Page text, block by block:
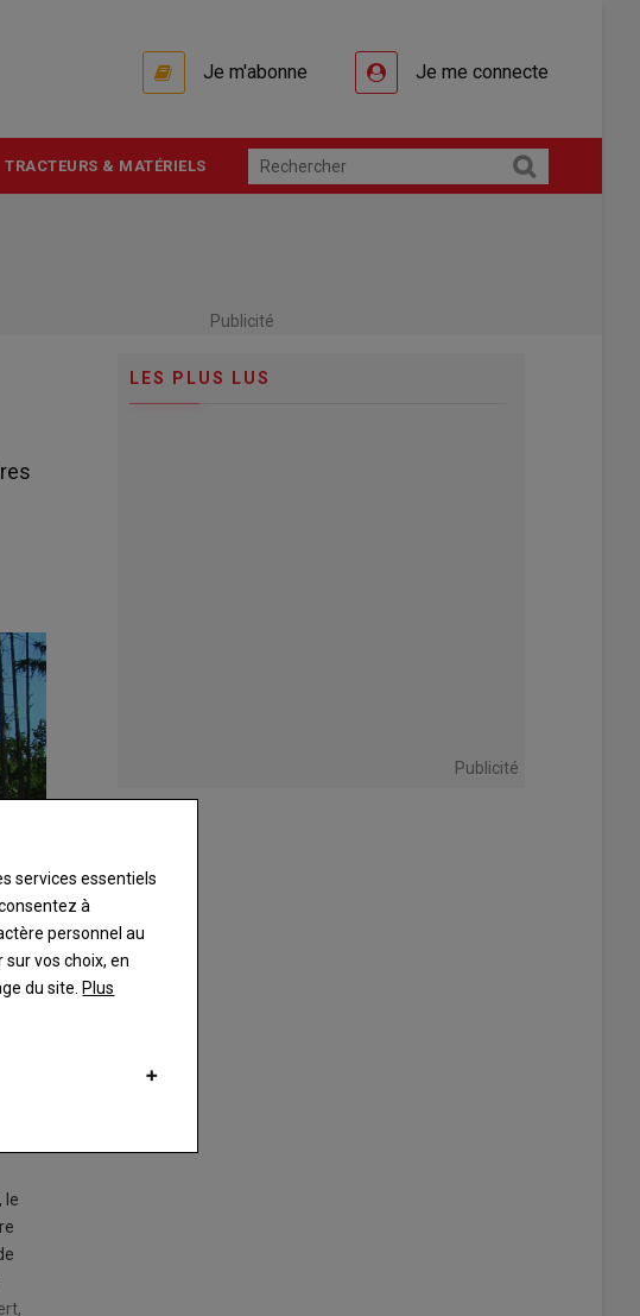
Je m'abonne Je me connecte
TRACTEURS & MATÉRIELS
Publicité
le
LES PLUS LUS
Publicité
services essentiels
à
personnel au
vos choix, en
du site. Plus